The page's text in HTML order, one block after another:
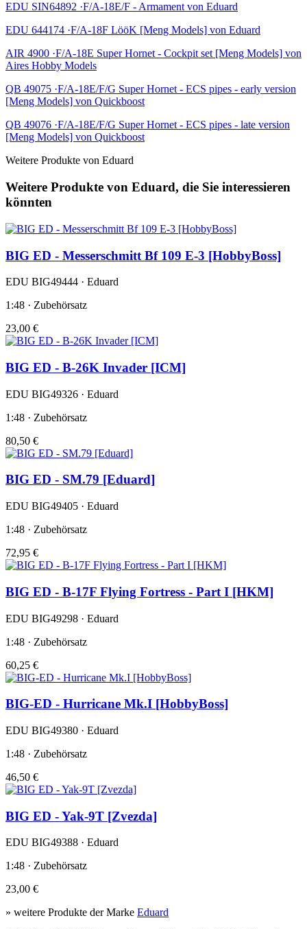
EDU SIN64892 ·F/A-18E/F - Armament von Eduard
EDU 644174 ·F/A-18F LööK [Meng Models] von Eduard
AIR 4900 ·F/A-18E Super Hornet - Cockpit set [Meng Models] von
Aires Hobby Models
QB 49075 ·F/A-18E/F/G Super Hornet - ECS pipes - early version
[Meng Models] von Quickboost
QB 49076 ·F/A-18E/F/G Super Hornet - ECS pipes - late version
[Meng Models] von Quickboost
Weitere Produkte von Eduard
Weitere Produkte von Eduard, die Sie interessieren
könnten
BIG ED - Messerschmitt Bf 109 E-3 [HobbyBoss]
EDU BIG49444 · Eduard
1:48 · Zubehörsatz
23,00 €
BIG ED - B-26K Invader [ICM]
EDU BIG49326 · Eduard
1:48 · Zubehörsatz
80,50 €
BIG ED - SM.79 [Eduard]
EDU BIG49405 · Eduard
1:48 · Zubehörsatz
72,95 €
BIG ED - B-17F Flying Fortress - Part I [HKM]
EDU BIG49298 · Eduard
1:48 · Zubehörsatz
60,25 €
BIG-ED - Hurricane Mk.I [HobbyBoss]
EDU BIG49380 · Eduard
1:48 · Zubehörsatz
46,50 €
BIG ED - Yak-9T [Zvezda]
EDU BIG49388 · Eduard
1:48 · Zubehörsatz
23,00 €
» weitere Produkte der Marke Eduard